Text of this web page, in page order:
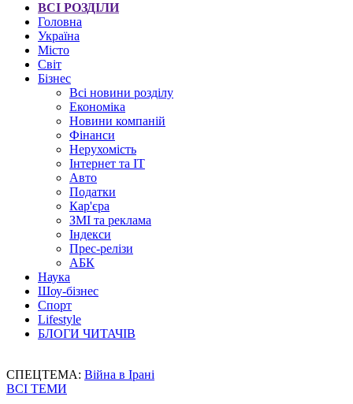
ВСІ РОЗДІЛИ
Головна
Україна
Місто
Світ
Бізнес
Всі новини розділу
Економіка
Новини компаній
Фінанси
Нерухомість
Інтернет та IT
Авто
Податки
Кар'єра
ЗМІ та реклама
Індекси
Прес-релізи
АБК
Наука
Шоу-бізнес
Спорт
Lifestyle
БЛОГИ ЧИТАЧІВ
СПЕЦТЕМА: Війна в Ірані
ВСІ ТЕМИ